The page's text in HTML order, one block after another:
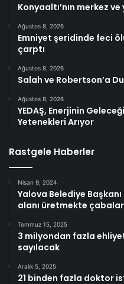
Konyaaltı’nın merkez
Ağustos 8, 2026
Emniyet şeridinde feci
çarptı
Ağustos 8, 2026
Salah ve Robertson’a
Ağustos 8, 2026
YEDAŞ, Enerjinin
Yetenekleri Arıyor
Rastgele Haberler
Nisan 9, 2024
Yalova Belediye
alanı üretmekte
Temmuz 15, 2025
3 milyondan fazla
sayılacak
Aralık 5, 2025
21 binden fazla doktor